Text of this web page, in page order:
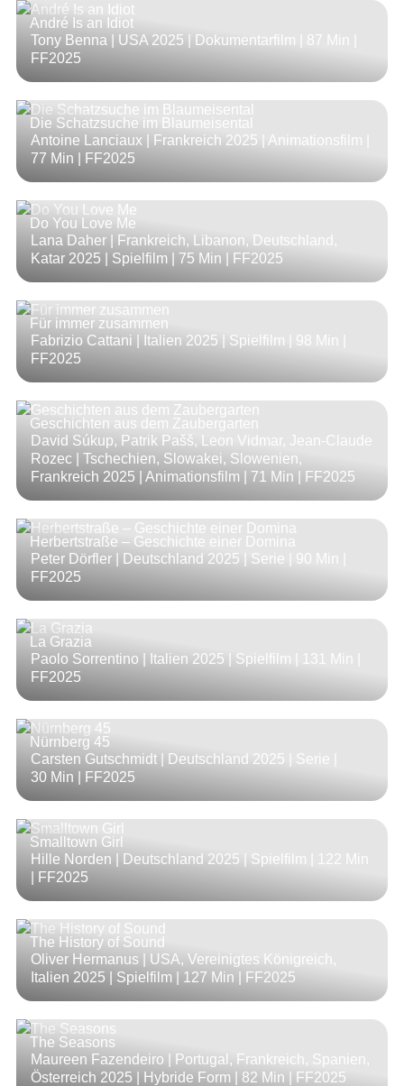
André Is an Idiot
Tony Benna | USA 2025 | Dokumentarfilm | 87 Min
FF2025
Die Schatzsuche im Blaumeisental
Antoine Lanciaux | Frankreich 2025 | Animationsfilm |
77 Min | FF2025
Do You Love Me
Lana Daher | Frankreich, Libanon, Deutschland,
Katar 2025 | Spielfilm | 75 Min | FF2025
Für immer zusammen
Fabrizio Cattani | Italien 2025 | Spielfilm | 98 Min
FF2025
Geschichten aus dem Zaubergarten
David Súkup, Patrik Pašš, Leon Vidmar, Jean-Claude
Rozec | Tschechien, Slowakei, Slowenien,
Frankreich 2025 | Animationsfilm | 71 Min | FF2025
Herbertstraße – Geschichte einer Domina
Peter Dörfler | Deutschland 2025 | Serie | 90 Min
FF2025
La Grazia
Paolo Sorrentino | Italien 2025 | Spielfilm |
131 Min
FF2025
Nürnberg 45
Carsten Gutschmidt | Deutschland 2025 | Serie |
30 Min | FF2025
Smalltown Girl
Hille Norden | Deutschland 2025 | Spielfilm |
122 Min
| FF2025
The History of Sound
Oliver Hermanus | USA, Vereinigtes Königreich,
Italien 2025 | Spielfilm | 127 Min | FF2025
The Seasons
Maureen Fazendeiro | Portugal, Frankreich, Spanien,
Österreich 2025 | Hybride Form | 82 Min | FF2025